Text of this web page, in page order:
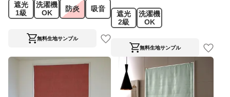
遮光
1級
洗濯機
OK
防炎 吸音
無料生地サンプル
遮光
2級
洗濯機
OK
無料生地サンプル